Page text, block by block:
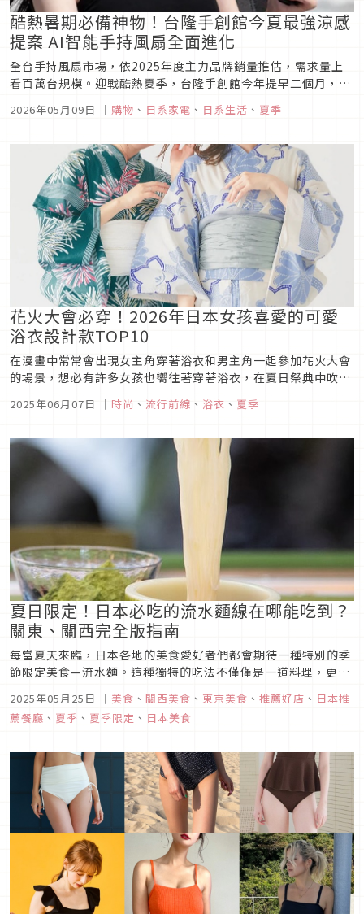
酷熱暑期必備神物！台隆手創館今夏最強涼感
提案 AI智能手持風扇全面進化
全台手持風扇市場，依2025年度主力品牌銷量推估，需求量上
看百萬台規模。迎戰酷熱夏季，台隆手創館今年提早二個月，搶
型、日韓人氣款式，即日起可於門市沁涼專區選購合用的個人隨
雙重沁涼，年度新機...
2026年05月09日 ｜ 購物 、 日系家電 、 日系生活 、 夏季
花火大會必穿！2026年日本女孩喜愛的可愛
浴衣設計款TOP10
在漫畫中常常會出現女主角穿著浴衣和男主角一起參加花火大會
的場景，想必有許多女孩也嚮往著穿著浴衣，在夏日祭典中吹著
乎，不同的印花、色調讓大家遠遠一眼就能看到你，彷如漫畫中
2025年06月07日 ｜ 時尚 、 流行前線 、 浴衣 、 夏季
夏日限定！日本必吃的流水麵線在哪能吃到？
關東、關西完全版指南
每當夏天來臨，日本各地的美食愛好者們都會期待一種特別的季
節限定美食—流水麵。這種獨特的吃法不僅僅是一道料理，更是
竟在關東、關西地區這樣熱鬧的都市叢林有哪裡也能享受到這份
清涼和樂趣？今天就要向大家介紹 8 間流水麵餐廳，炎炎夏日就
2025年05月25日 ｜ 美食 、 關西美食 、 東京美食 、 推薦好店 、 日本推
薦餐廳 、 夏季 、 夏季限定 、 日本美食